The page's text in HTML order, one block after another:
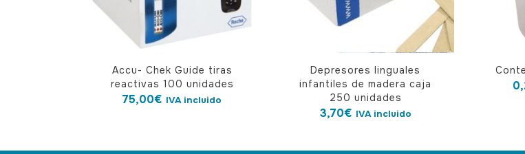
Accu- Chek Guide tiras
reactivas 100 unidades
75,00€ IVA incluido
Depresores linguales
infantiles de madera caja
250 unidades
3,70€ IVA incluido